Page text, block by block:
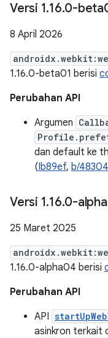
Versi 1.16.0-
8 April 2026
1.16.0-beta01 berisi
Perubahan API
Argumen
dan default ke
(Ib89ef, b/
Versi 1.16.0-
25 Maret 2025
1.16.0-alpha04 berisi
Perubahan API
API
asinkron terkait